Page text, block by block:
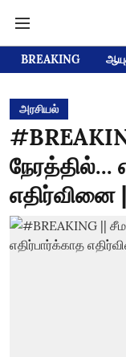
BREAKING
அரசியல்
நேரத்தில்...
எதிர்வினை